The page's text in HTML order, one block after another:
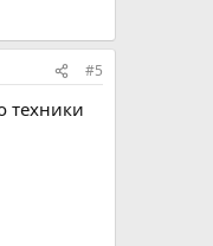
#5
техники